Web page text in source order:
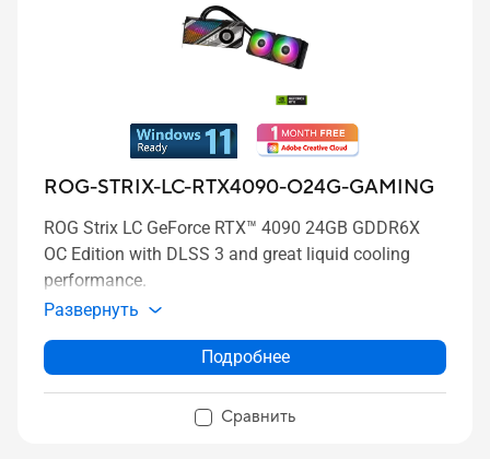
ROG-STRIX-LC-RTX4090-O24G-GAMING
ROG Strix LC GeForce RTX™ 4090 24GB GDDR6X
OC Edition with DLSS 3 and great liquid cooling
performance.
Развернуть
Подробнее
Сравнить